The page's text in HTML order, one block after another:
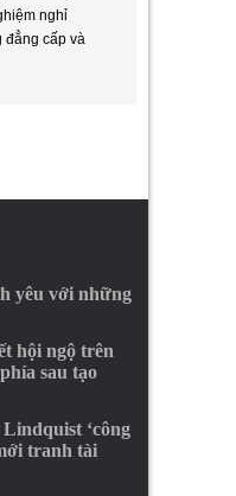
nghỉ
đẳng cấp và
yêu với những
hội ngộ trên
sau tạo
‘công
tranh tài